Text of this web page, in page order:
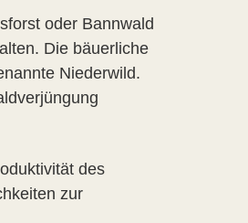
oder Bannwald
Die bäuerliche
Niederwild.
des
zur